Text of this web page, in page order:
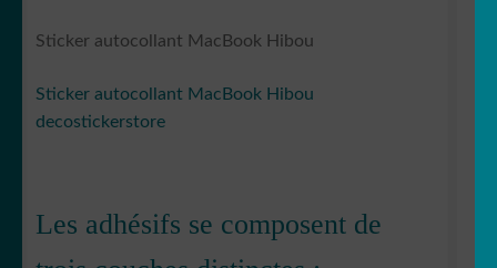
Sticker autocollant MacBook Hibou
Sticker autocollant MacBook Hibou
decostickerstore
Les adhésifs se composent de